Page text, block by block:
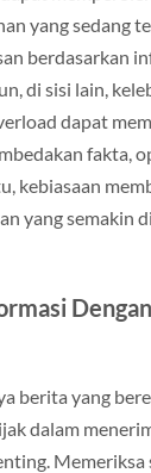
yang sedang
berdasarkan
di sisi lain,
dapat
fakta,
kebiasaan
yang semakin
berita yang
dalam
Memeriksa